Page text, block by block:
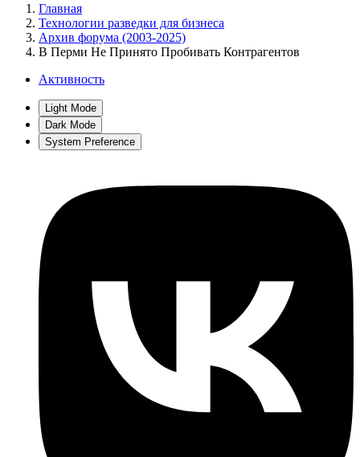
Главная
Технологии разведки для бизнеса
Архив форума (2003-2025)
В Перми Не Принято Пробивать Контрагентов
Активность
Light Mode
Dark Mode
System Preference